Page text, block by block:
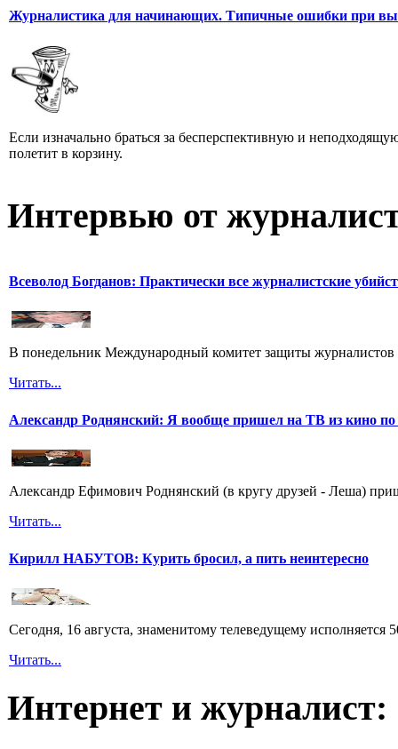
Журналистика для начинающих. Типичные ошибки при
Если изначально браться за бесперспективную и
полетит в корзину.
Интервью от
Всеволод Богданов: Практически все журналистские
В понедельник Международный комитет защиты
Читать...
Александр Роднянский: Я вообще пришел на ТВ из кино по
Александр Ефимович Роднянский (в кругу друзей - Леша)
Читать...
Кирилл НАБУТОВ: Курить бросил, а пить неинтересно
Сегодня, 16 августа, знаменитому телеведущему
Читать...
Интернет и журналист: